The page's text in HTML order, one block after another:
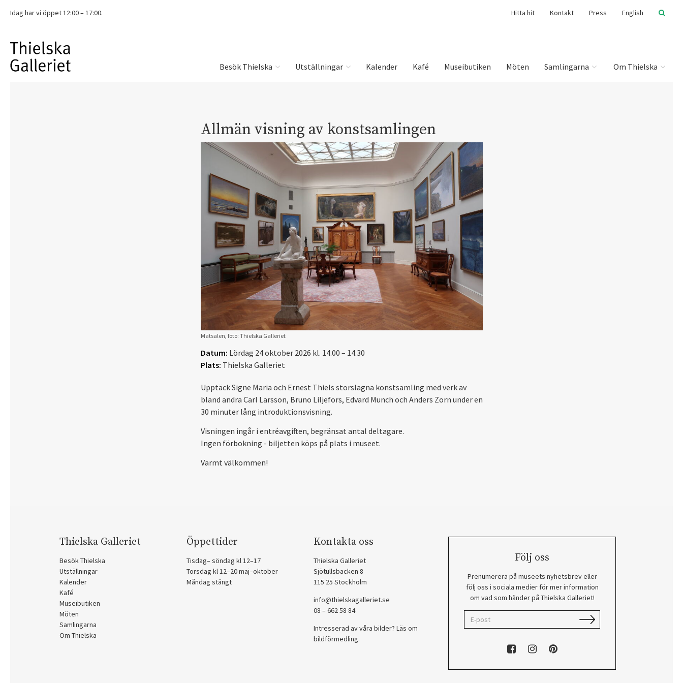
Idag har vi öppet 12:00 – 17:00. Hitta hit Kontakt Press English
Besök Thielska Utställningar Kalender Kafé Museibutiken Möten Samlingarna Om Thielska
Allmän visning av konstsamlingen
Matsalen, foto: Thielska Galleriet
Datum: Lördag 24 oktober 2026 kl. 14.00 – 14.30
Plats: Thielska Galleriet
Upptäck Signe Maria och Ernest Thiels storslagna konstsamling med verk av
bland andra Carl Larsson, Bruno Liljefors, Edvard Munch och Anders Zorn under en
30 minuter lång introduktionsvisning.
Visningen ingår i entréavgiften, begränsat antal deltagare.
Ingen förbokning - biljetten köps på plats i museet.
Varmt välkommen!
Thielska Galleriet
Besök Thielska
Utställningar
Kalender
Kafé
Museibutiken
Möten
Samlingarna
Om Thielska
Öppettider
Tisdag– söndag kl 12–17
Torsdag kl 12–20 maj–oktober
Måndag stängt
Kontakta oss
Thielska Galleriet
Sjötullsbacken 8
115 25 Stockholm
info@thielskagalleriet.se
08 – 662 58 84
Intresserad av våra bilder? Läs om
bildförmedling.
Följ oss
Prenumerera på museets nyhetsbrev eller
följ oss i sociala medier för mer information
om vad som händer på Thielska Galleriet!